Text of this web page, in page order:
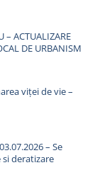
ACTUALIZARE
DE URBANISM
viței de vie –
– Se
deratizare